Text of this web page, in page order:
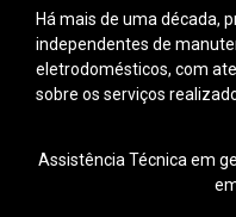
Há mais de uma década,
independentes de
eletrodomésticos, com
sobre os serviços
Assistência Técnica em